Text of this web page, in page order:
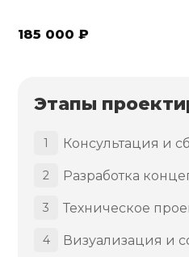
185 000 ₽
Этапы
1 Консультация и
2 Разработка
3 Техническое
4 Визуализация и